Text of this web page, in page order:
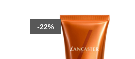
-22%